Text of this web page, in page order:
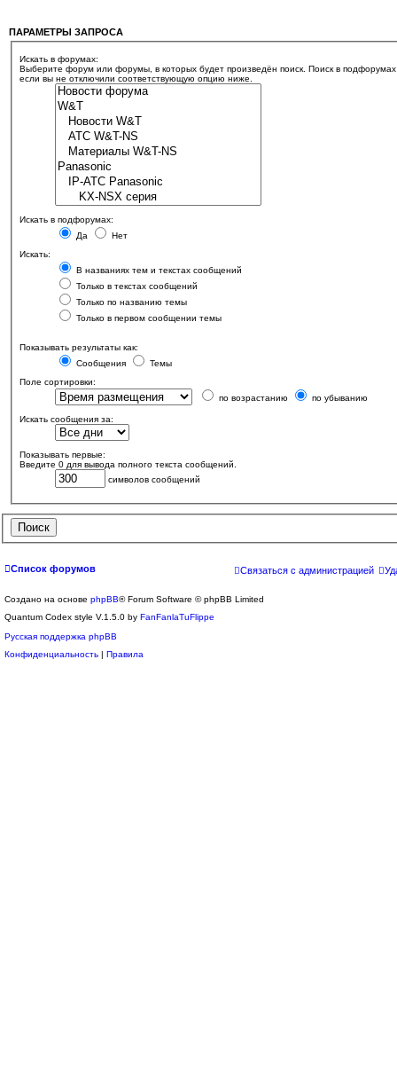
ПАРАМЕТРЫ ЗАПРОСА
Искать в форумах:
Выберите форум или форумы, в которых будет произведён поиск. Поиск в подфорумах
если вы не отключили соответствующую опцию ниже.
Искать в подфорумах:
Да
Нет
Искать:
В названиях тем и текстах сообщений
Только в текстах сообщений
Только по названию темы
Только в первом сообщении темы
Показывать результаты как:
Сообщения
Темы
Поле сортировки:
по возрастанию
по убыванию
Искать сообщения за:
Показывать первые:
Введите 0 для вывода полного текста сообщений.
символов сообщений
Список форумов Связаться с администрацией
Создано на основе phpBB® Forum Software © phpBB Limited
Quantum Codex style V.1.5.0 by FanFanlaTuFlippe
Русская поддержка phpBB
Конфиденциальность | Правила